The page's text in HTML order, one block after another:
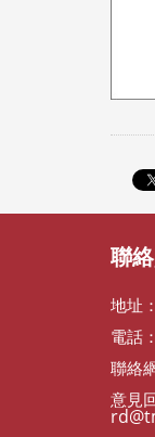
聯
地址
電話
聯絡
意見